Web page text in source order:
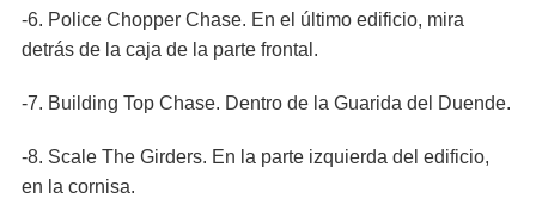
-6. Police Chopper Chase. En el último edificio, mira
detrás de la caja de la parte frontal.
-7. Building Top Chase. Dentro de la Guarida del Duende.
-8. Scale The Girders. En la parte izquierda del edificio,
en la cornisa.